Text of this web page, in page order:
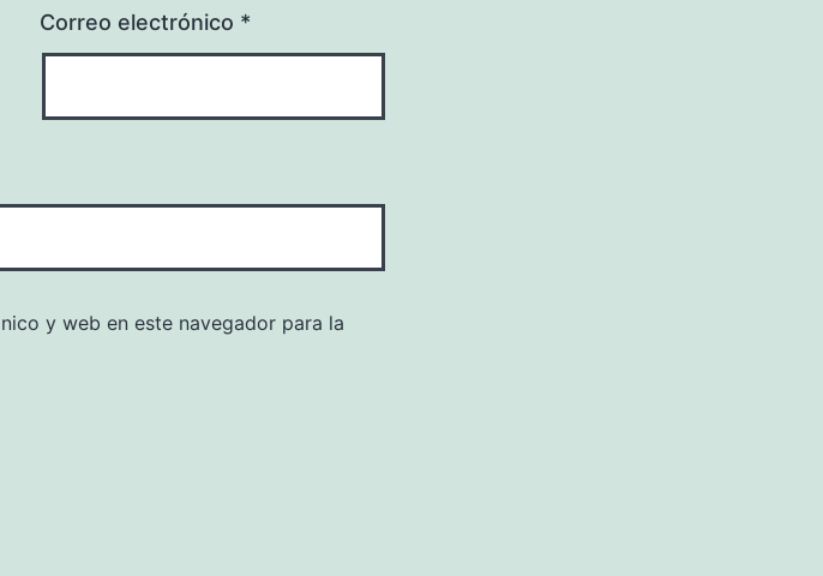
Correo electrónico *
y web en este navegador para la